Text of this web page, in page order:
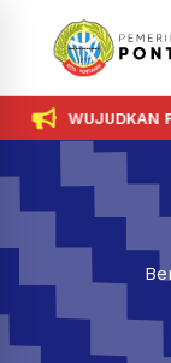
WUJUDKAN